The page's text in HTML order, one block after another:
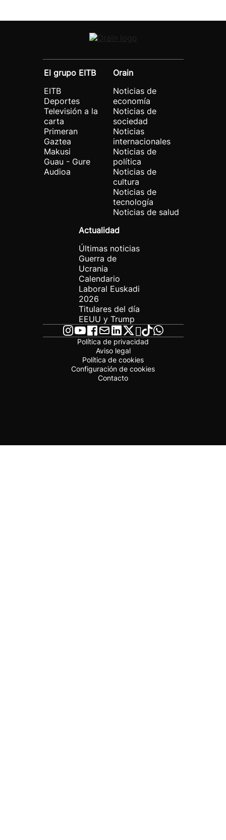
El grupo EITB
EITB
Deportes
Televisión a la
carta
Primeran
Gaztea
Makusi
Guau - Gure
Audioa
Orain
Noticias de
economía
Noticias de
sociedad
Noticias
internacionales
Noticias de
política
Noticias de
cultura
Noticias de
tecnología
Noticias de salud
Actualidad
Últimas noticias
Guerra de
Ucrania
Calendario
Laboral Euskadi
2026
Titulares del día
EEUU y Trump
Política de privacidad
Aviso legal
Política de cookies
Configuración de cookies
Contacto